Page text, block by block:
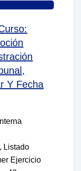
Y Fecha
Listado
Ejercicio